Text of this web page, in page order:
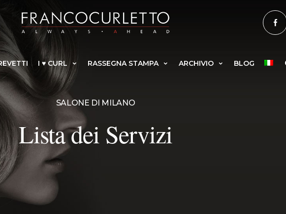
I ♥ CURL RASSEGNA STAMPA ARCHIVIO BLOG
SALONE DI MILANO
Lista dei Servizi